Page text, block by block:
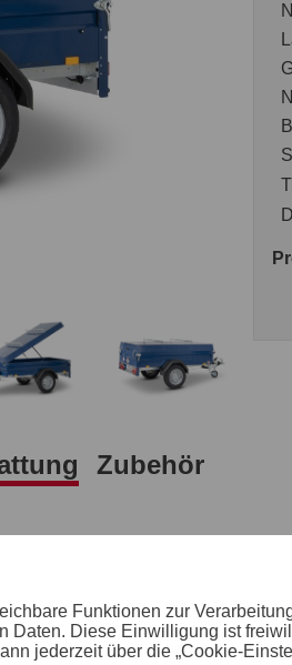
Zubehör
Ladefläche im Boden
für Planen und Netze
zur Fixierung von
Funktionen zur
Daten. Diese Einwilligung ist
jederzeit über die „Cookie-